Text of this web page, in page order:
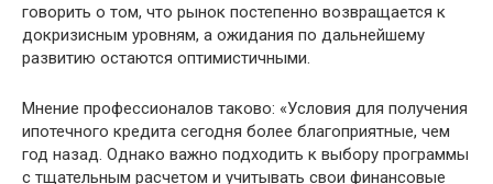
говорить о том, что рынок постепенно возвращается к
докризисным уровням, а ожидания по дальнейшему
развитию остаются оптимистичными.
Мнение профессионалов таково: «Условия для получения
ипотечного кредита сегодня более благоприятные, чем
год назад. Однако важно подходить к выбору программы
с тщательным расчетом и учитывать свои финансовые